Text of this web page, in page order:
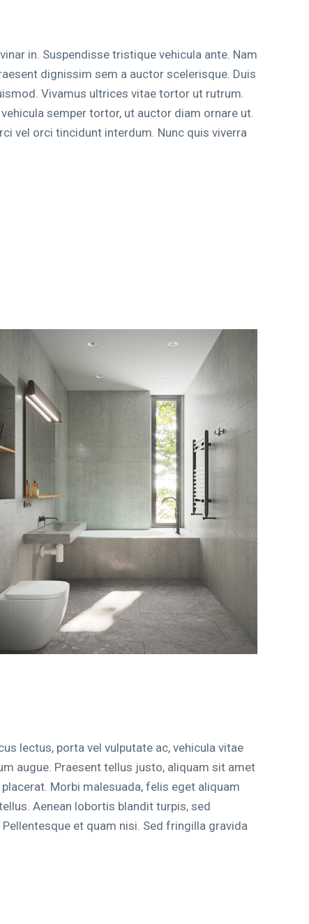
in. Suspendisse tristique vehicula ante. Nam
dignissim sem a auctor scelerisque. Duis
Vivamus ultrices vitae tortor ut rutrum.
semper tortor, ut auctor diam ornare ut.
vel orci tincidunt interdum. Nunc quis viverra
lectus, porta vel vulputate ac, vehicula vitae
augue. Praesent tellus justo, aliquam sit amet
Morbi malesuada, felis eget aliquam
Aenean lobortis blandit turpis, sed
et quam nisi. Sed fringilla gravida